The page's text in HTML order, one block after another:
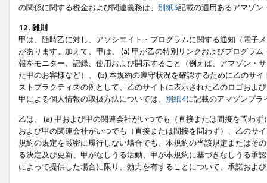
の関係に関する税金および関連義務は、 別紙3記載の適用あるアマゾン
12. 雑則
甲は、随時乙に対し、アソシエイト・プログラムに関する通知（電子
があります。加えて、甲は、 (a) 甲が乙の特別リンクおよびプログラ
報をモニター、記録、使用および開示すること（例えば、アマゾン・
た甲のお客様など）、 (b) 本規約の遵守状況を確認するために乙のサ
ストプラクティスの例として、乙のサイトに表示された乙のロゴおよ
甲による個人情報の取扱方法については、 別紙4に記載のアマゾンプ
乙は、 (a) 甲および甲の関連会社がいつでも（直接または間接を問わ
および甲の関連会社がいつでも（直接または間接を問わず）、乙のサ
規約の規定を厳密に履行しない場合でも、本規約の当該規定またはそ
る決定及び更新、甲がなしうる活動、甲が本規約に基づきなしうる承
によって提供した場合に限り、効力を有することについて、承諾およ